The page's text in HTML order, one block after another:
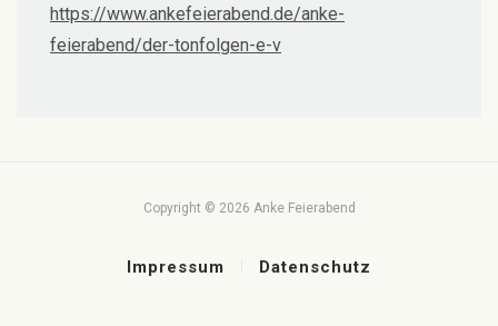
https://www.ankefeierabend.de/anke-
feierabend/der-tonfolgen-e-v
Copyright © 2026 Anke Feierabend
Impressum Datenschutz